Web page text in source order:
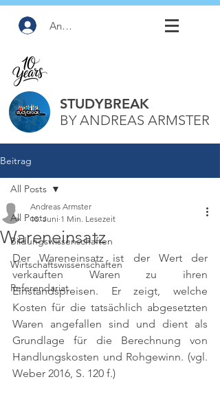
Anmelden
STUDYBREAK
BY ANDREAS ARMSTER
Beitrag
All Posts
Bildungswissenschaften
Wirtschaftswissenschaften
Referendariat
All Posts
Wareneinsatz
Andreas Armster
10. Juni 1 Min. Lesezeit
Der Wareneinsatz ist der Wert der
verkauften Waren zu ihren
Einstandspreisen. Er zeigt, welche
Kosten für die tatsächlich abgesetzten
Waren angefallen sind und dient als
Grundlage für die Berechnung von
Handlungskosten und Rohgewinn. (vgl.
Weber 2016, S. 120 f.)